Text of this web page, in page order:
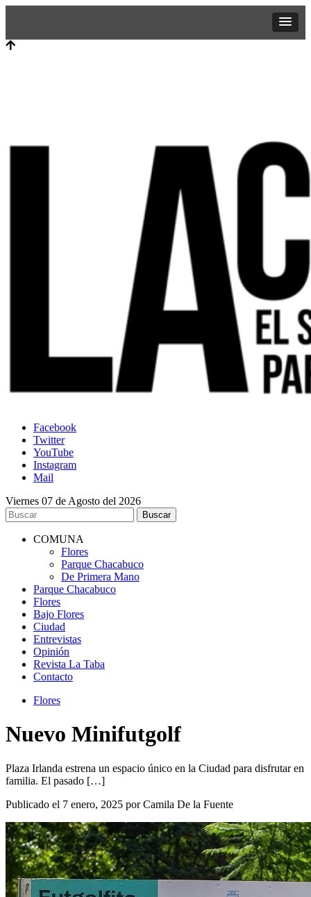
Facebook
Twitter
YouTube
Instagram
Mail
Viernes 07 de Agosto del 2026
COMUNA
Flores
Parque Chacabuco
De Primera Mano
Parque Chacabuco
Flores
Bajo Flores
Ciudad
Entrevistas
Opinión
Revista La Taba
Contacto
Flores
Nuevo Minifutgolf
Plaza Irlanda estrena un espacio único en la Ciudad para disfrutar en
familia. El pasado […]
Publicado el 7 enero, 2025 por Camila De la Fuente